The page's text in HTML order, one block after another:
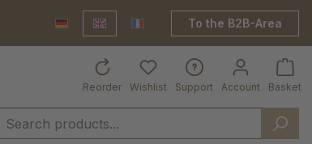
DeutschEnglish France Shop
To the B2B-Area
Reorder Account
Wishlist Support Basket